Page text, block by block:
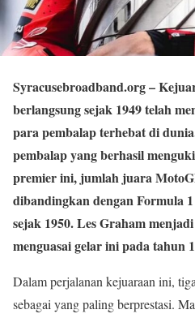
Syracusebroadband.org–
berlangsung sejak 1949 telah
para pembalap terhebat di
pembalap yang berhasil
premier ini, jumlah juara
dibandingkan dengan Formula
sejak 1950. Les Graham
menguasai gelar ini pada tahun
Dalam perjalanan kejuaraan ini,
sebagai yang paling berprestasi.